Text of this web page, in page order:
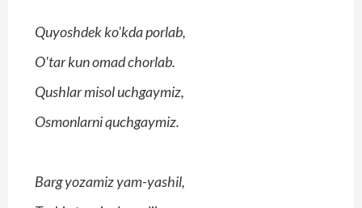
Quyoshdek ko'kda porlab,
O'tar kun omad chorlab.
Qushlar misol uchgaymiz,
Osmonlarni quchgaymiz.
Barg yozamiz yam-yashil,